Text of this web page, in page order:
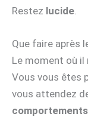
Restez lucide
Que faire après
Le moment où il
Vous vous êtes
vous attendez
comportements